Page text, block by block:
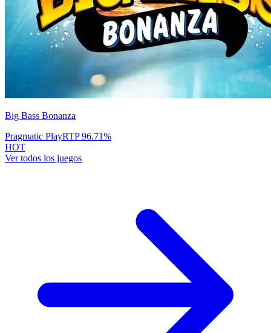
Big Bass Bonanza
Pragmatic PlayRTP96.71%
HOT
Ver todos los juegos